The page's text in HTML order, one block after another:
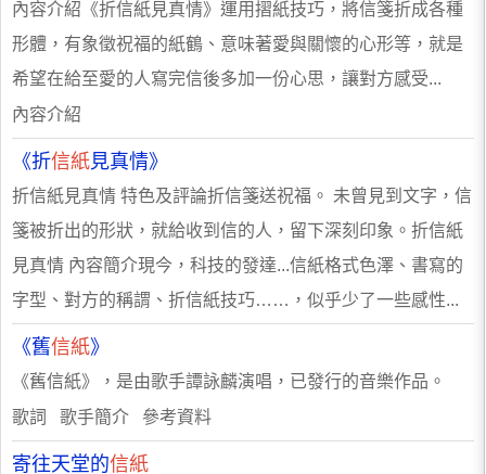
內容介紹《折信紙見真情》運用摺紙技巧，將信箋折成各種
形體，有象徵祝福的紙鶴、意味著愛與關懷的心形等，就是
希望在給至愛的人寫完信後多加一份心思，讓對方感受...
內容介紹
《折信紙見真情》
折信紙見真情 特色及評論折信箋送祝福。 未曾見到文字，信
箋被折出的形狀，就給收到信的人，留下深刻印象。折信紙
見真情 內容簡介現今，科技的發達...信紙格式色澤、書寫的
字型、對方的稱謂、折信紙技巧……，似乎少了一些感性...
《舊信紙》
《舊信紙》，是由歌手譚詠麟演唱，已發行的音樂作品。
歌詞 歌手簡介 參考資料
寄往天堂的信紙